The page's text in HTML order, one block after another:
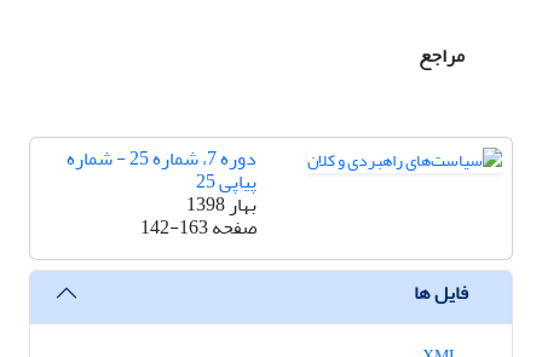
مراجع
دوره 7، شماره 25 - شماره
پیاپی 25
بهار 1398
صفحه142-163
فایل ها